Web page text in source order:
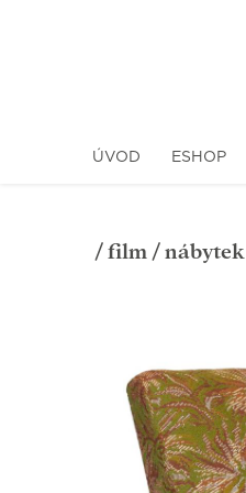
ÚVOD ESHOP
/ film / nábytek